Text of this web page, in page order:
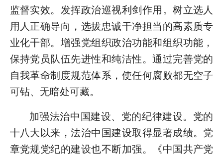
监督实效。发挥政治巡视利剑作用。树立选人
用人正确导向，选拔忠诚干净担当的高素质专
业化干部。增强党组织政治功能和组织功能，
保持党员队伍先进性和纯洁性。通过完善党的
自我革命制度规范体系，使任何腐败都无空子
可钻、无暗处可藏。
加强法治中国建设、党的纪律建设。党的
十八大以来，法治中国建设取得显著成绩。党
章党规党纪的建设也不断加强。《中国共产党